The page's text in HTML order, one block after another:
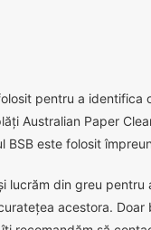
pentru a
Australian Paper
este folosit
lucrăm din greu
acestora.